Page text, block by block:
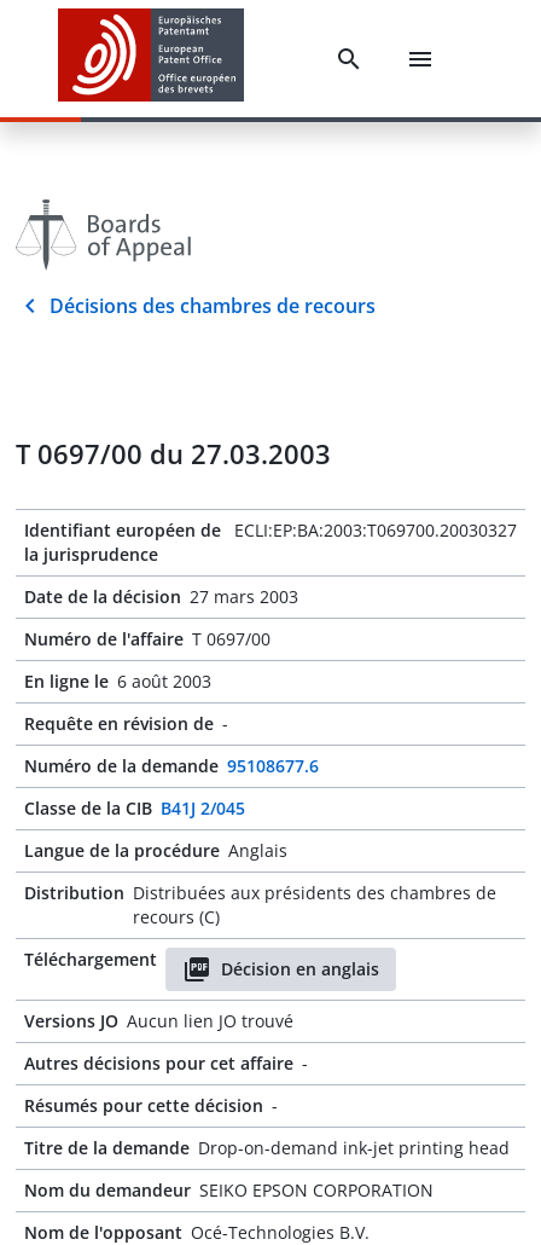
Décisions des chambres de recours
T 0697/00 du 27.03.2003
Identifiant européen de
la jurisprudence
ECLI:EP:BA:2003:T069700.20030327
Date de la décision 27 mars 2003
Numéro de l'affaire T 0697/00
En ligne le 6 août 2003
Requête en révision de -
Numéro de la demande 95108677.6
Classe de la CIB B41J 2/045
Langue de la procédure Anglais
Distribution Distribuées aux présidents des chambres de
recours (C)
Téléchargement
Décision en anglais
Versions JO Aucun lien JO trouvé
Autres décisions pour cet affaire -
Résumés pour cette décision -
Titre de la demande Drop-on-demand ink-jet printing head
Nom du demandeur SEIKO EPSON CORPORATION
Nom de l'opposant Océ-Technologies B.V.